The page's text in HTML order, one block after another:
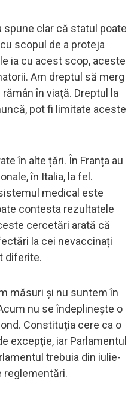
spune clar că statul poate
scopul de a proteja
ia cu acest scop, aceste
Am dreptul să merg
în viață. Dreptul la
pot fi limitate aceste
în alte țări. În Franța au
în Italia, la fel.
medical este
contesta rezultatele
cercetări arată că
la cei nevaccinați
diferite.
măsuri și nu suntem în
nu se îndeplinește o
Constituția cere ca o
excepție, iar Parlamentul
trebuia din iulie-
reglementări.